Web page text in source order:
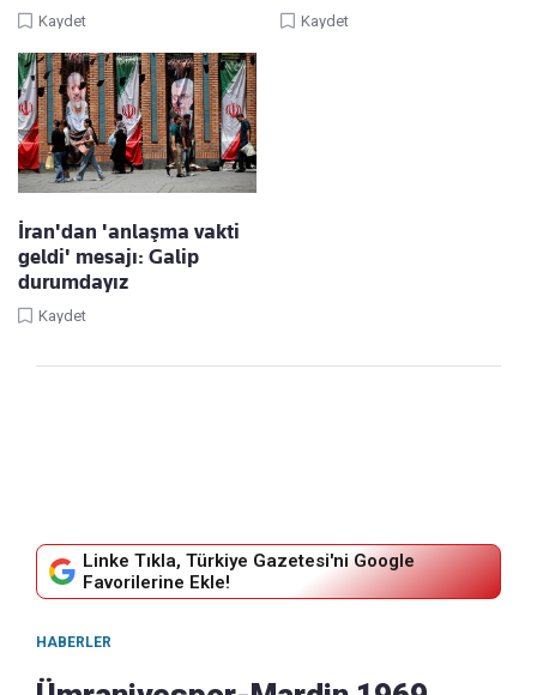
Kaydet Kaydet
İran'dan 'anlaşma vakti
geldi' mesajı: Galip
durumdayız
Kaydet
Linke Tıkla, Türkiye Gazetesi'ni Google
Favorilerine Ekle!
HABERLER